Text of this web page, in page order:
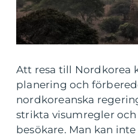
Att resa till Nordkorea
planering och
nordkoreanska
strikta visumregler
besökare. Man kan